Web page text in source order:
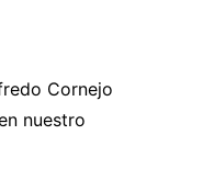
Cornejo
nuestro